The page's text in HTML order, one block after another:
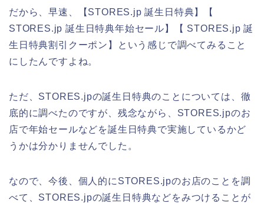
だから、早速、【STORES.jp 誕生日特典】【
STORES.jp 誕生日特典年始セール】【 STORES.jp 誕
生日特典割引クーポン】という感じで調べてみること
にしたんですよね。
ただ、STORES.jpの誕生日特典のことについては、徹
底的に調べたのですが、残念ながら、STORES.jpのお
店で年始セールなどを誕生日特典で実施しているかど
うかは分かりませんでした。
なので、今後、個人的にSTORES.jpのお店のことを調
べて、STORES.jpの誕生日特典などをみつけることが